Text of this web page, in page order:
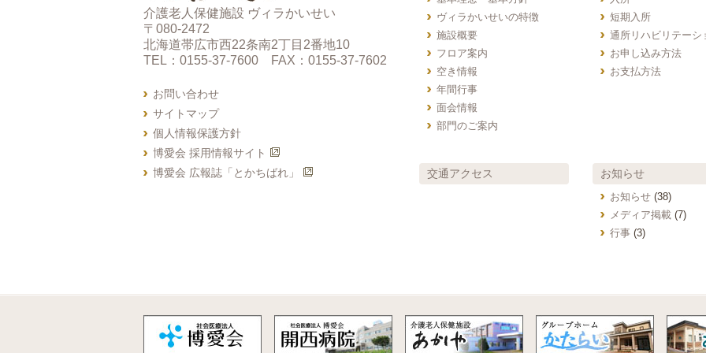
介護老人保健施設 ヴィラかいせい
〒080-2472
北海道帯広市西22条南2丁目2番地10
TEL：0155-37-7600 FAX：0155-37-7602
お問い合わせ
サイトマップ
個人情報保護方針
博愛会 採用情報サイト
博愛会 広報誌「とかちばれ」
ヴィラかいせいの特徴
施設概要
フロア案内
空き情報
年間行事
面会情報
部門のご案内
短期入所
通所リハビリテーシ
お申し込み方法
お支払方法
交通アクセス お知らせ
お知らせ (38)
メディア掲載 (7)
行事 (3)